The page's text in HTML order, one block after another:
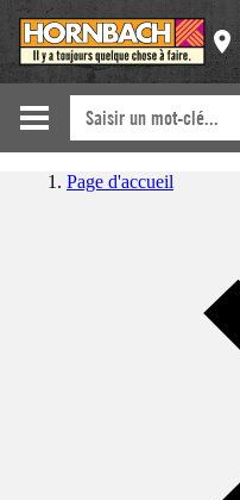
Page d'accueil